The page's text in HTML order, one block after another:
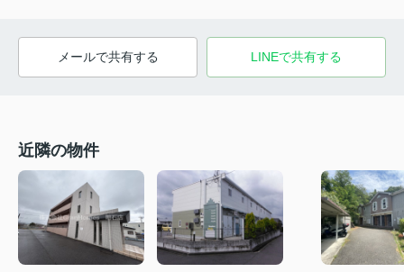
メールで共有する LINEで共有する
近隣の物件